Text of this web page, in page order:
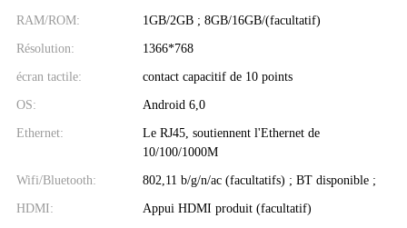
RAM/ROM: 1GB/2GB ; 8GB/16GB/(facultatif)
Résolution: 1366*768
écran tactile: contact capacitif de 10 points
OS: Android 6,0
Ethernet:
Le RJ45, soutiennent l'Ethernet de
10/100/1000M
Wifi/Bluetooth: 802,11 b/g/n/ac (facultatifs) ; BT disponible ;
HDMI: Appui HDMI produit (facultatif)